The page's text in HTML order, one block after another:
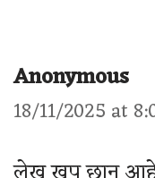
Anonymous
18/11/2025 at